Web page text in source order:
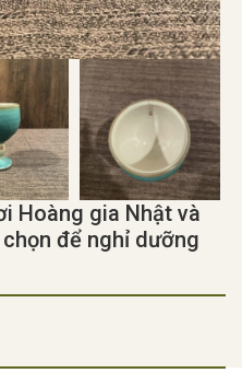
Hoàng gia Nhật và
để nghỉ dưỡng